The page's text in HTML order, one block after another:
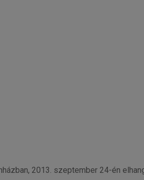
2013. szeptember 24-én